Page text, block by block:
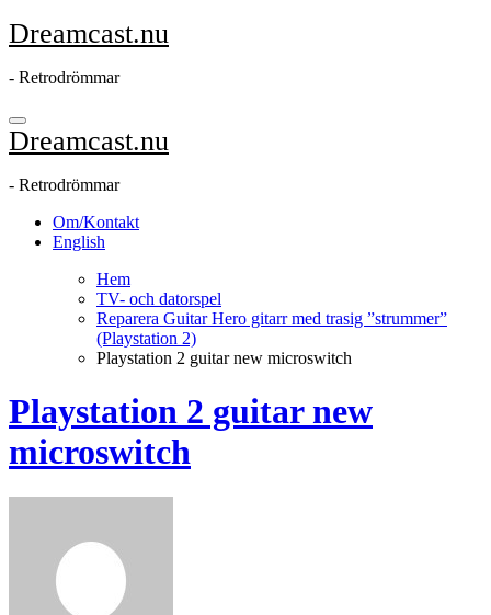
Hoppa
till
Dreamcast.nu
- Retrodrömmar
Dreamcast.nu
- Retrodrömmar
Om/Kontakt
English
Hem
TV- och datorspel
Reparera Guitar Hero gitarr med trasig ”strummer”
(Playstation 2)
Playstation 2 guitar new microswitch
Playstation 2 guitar new
microswitch